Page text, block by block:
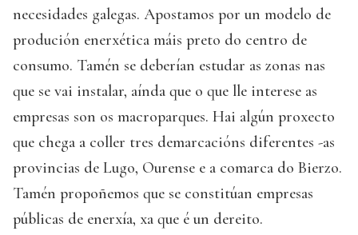
necesidades galegas. Apostamos por un modelo de
produción enerxética máis preto do centro de
consumo. Tamén se deberían estudar as zonas nas
que se vai instalar, aínda que o que lle interese as
empresas son os macroparques. Hai algún proxecto
que chega a coller tres demarcacións diferentes -as
provincias de Lugo, Ourense e a comarca do Bierzo.
Tamén propoñemos que se constitúan empresas
públicas de enerxía, xa que é un dereito.